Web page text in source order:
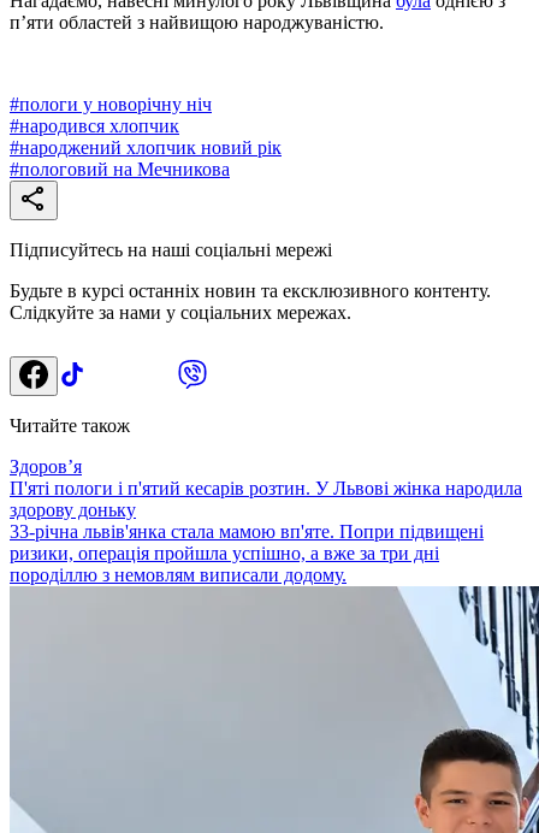
п’яти областей з найвищою народжуваністю.
#пологи у новорічну ніч
#народився хлопчик
#народжений хлопчик новий рік
#пологовий на Мечникова
Підписуйтесь на наші соціальні мережі
Будьте в курсі останніх новин та ексклюзивного контенту.
Слідкуйте за нами у соціальних мережах.
Читайте також
Здоровʼя
П'яті пологи і п'ятий кесарів розтин. У Львові жінка народила
здорову доньку
33-річна львів'янка стала мамою вп'яте. Попри підвищені
ризики, операція пройшла успішно, а вже за три дні
породіллю з немовлям виписали додому.